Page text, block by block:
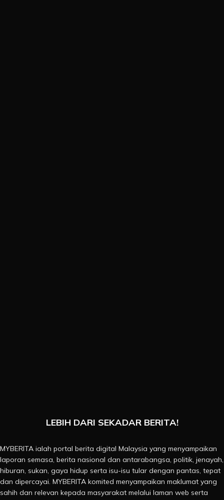
LEBIH DARI SEKADAR BERITA!
MYBERITA ialah portal berita digital Malaysia yang menyampaikan
laporan semasa, berita nasional dan antarabangsa, politik, jenayah,
hiburan, sukan, gaya hidup serta isu-isu tular dengan pantas, tepat
dan dipercayai. MYBERITA komited menyampaikan maklumat yang
sahih dan relevan kepada masyarakat melalui laman web serta